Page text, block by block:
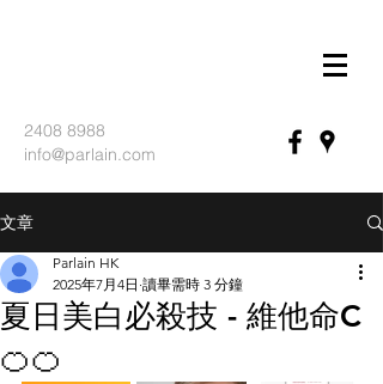
2408 8988
info@parlain.com
文章
夏日美白必殺技 - 維他命C
🍊🍊
Parlain HK
2025年7月4日 讀畢需時 3 分鐘